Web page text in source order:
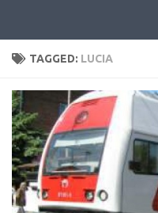
TAGGED: LUCIA